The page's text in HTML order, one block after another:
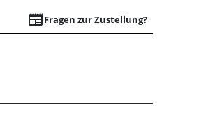
newspaperFragen zur Zustellung?
an